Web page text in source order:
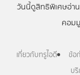
วันนี้ดูสิทธิพิเศษอ่าน
คอม
เกี่ยวกับทรูไอดี ข้อ
บ